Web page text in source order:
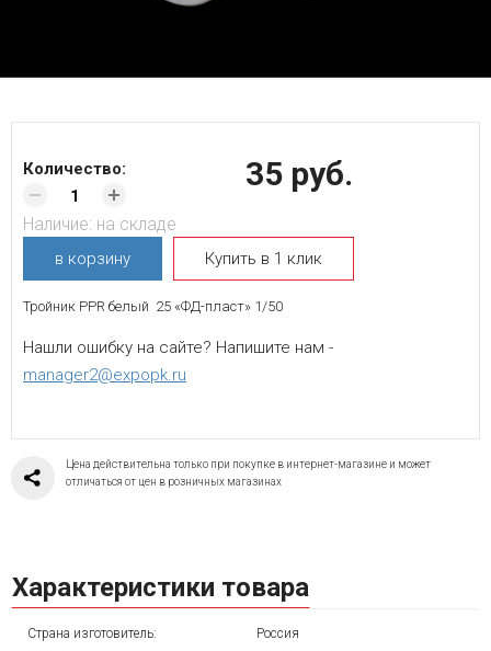
35 руб.
Количество:
Наличие: на складе
в корзину Купить в 1 клик
Тройник PPR белый 25 «ФД-пласт» 1/50
Нашли ошибку на сайте? Напишите нам -
manager2@expopk.ru
Цена действительна только при покупке в интернет-магазине и может
отличаться от цен в розничных магазинах
Характеристики товара
Страна изготовитель:
Россия